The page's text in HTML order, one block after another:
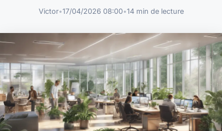
Victor•17/04/2026 08:00•14 min de lecture